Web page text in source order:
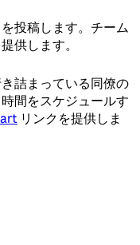
投稿します。チーム
供します。
詰まっている同僚の
間をスケジュールす
リンクを提供しま